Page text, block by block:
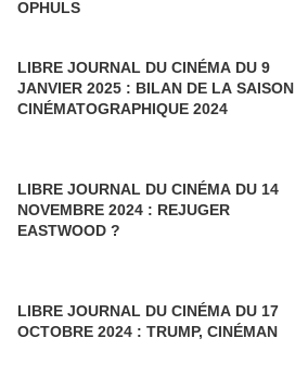
OPHULS
LIBRE JOURNAL DU CINÉMA DU 9
JANVIER 2025 : BILAN DE LA SAISON
CINÉMATOGRAPHIQUE 2024
LIBRE JOURNAL DU CINÉMA DU 14
NOVEMBRE 2024 : REJUGER
EASTWOOD ?
LIBRE JOURNAL DU CINÉMA DU 17
OCTOBRE 2024 : TRUMP, CINÉMAN